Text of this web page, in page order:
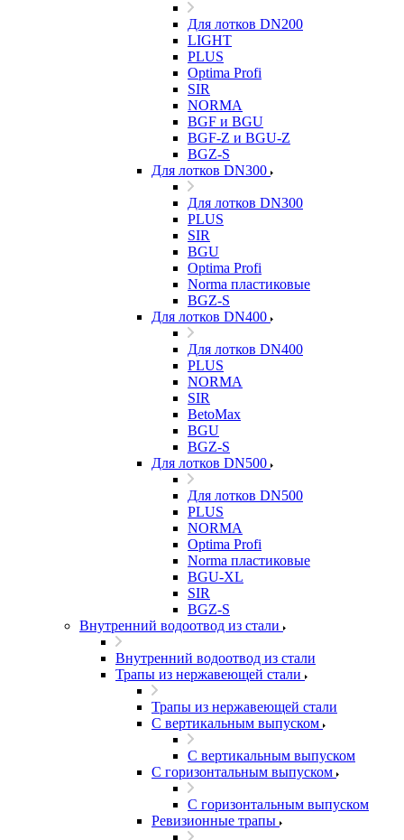
Для лотков DN200
LIGHT
PLUS
Optima Profi
SIR
NORMA
BGF и BGU
BGF-Z и BGU-Z
BGZ-S
Для лотков DN300
Для лотков DN300
PLUS
SIR
BGU
Optima Profi
Norma пластиковые
BGZ-S
Для лотков DN400
Для лотков DN400
PLUS
NORMA
SIR
BetoMax
BGU
BGZ-S
Для лотков DN500
Для лотков DN500
PLUS
NORMA
Optima Profi
Norma пластиковые
BGU-XL
SIR
BGZ-S
Внутренний водоотвод из стали
Внутренний водоотвод из стали
Трапы из нержавеющей стали
Трапы из нержавеющей стали
С вертикальным выпуском
С вертикальным выпуском
С горизонтальным выпуском
С горизонтальным выпуском
Ревизионные трапы